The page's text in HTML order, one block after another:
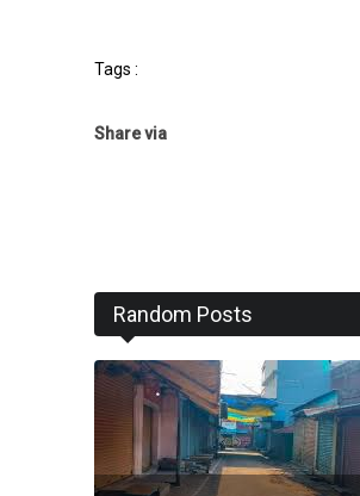
Tags :
Share via
Random Posts